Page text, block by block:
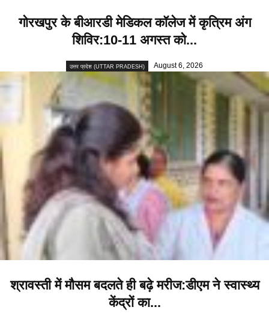
गोरखपुर के बीआरडी मेडिकल कॉलेज में कृत्रिम अंग
शिविर:10-11 अगस्त को...
उत्तर प्रदेश (UTTAR PRADESH) August 6, 2026
श्रावस्ती में मौसम बदलते ही बढ़े मरीज:डीएम ने स्वास्थ्य
केंद्रों का...